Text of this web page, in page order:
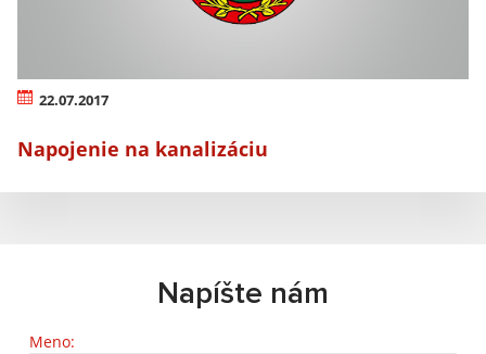
22.07.2017
Napojenie na kanalizáciu
Napíšte nám
Meno: